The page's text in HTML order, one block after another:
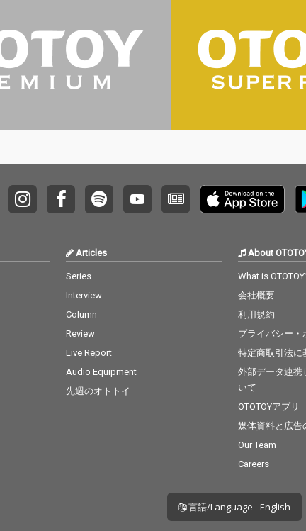
ルバムへと昇華を遂げ
ている。 トラックメイ
カーは新進気鋭の「F1
REWORKS」が全曲を
担当。 lo-fi hiphopを
ルバムへと昇
ている。 トラックメイ
カーは新進気
REWORKS」
担当。 lo-fi
Articles
Series
Interview
Column
Review
Live Report
Audio Equipment
先週のオトトイ
About
What is
会社概要
利用規約
プライバシー・
特定商取引法に
外部データ連携
いて
OTOTOYアプリ
媒体資料と広告
Our Team
Careers
言語/Language - English